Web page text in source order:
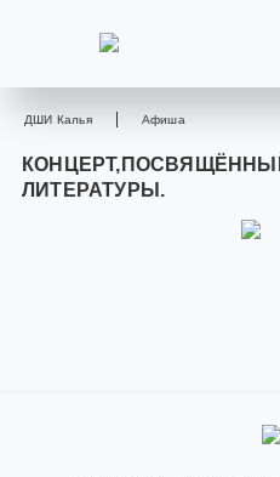
ДШИ Калья Афиша
ЛИТЕРАТУРЫ.